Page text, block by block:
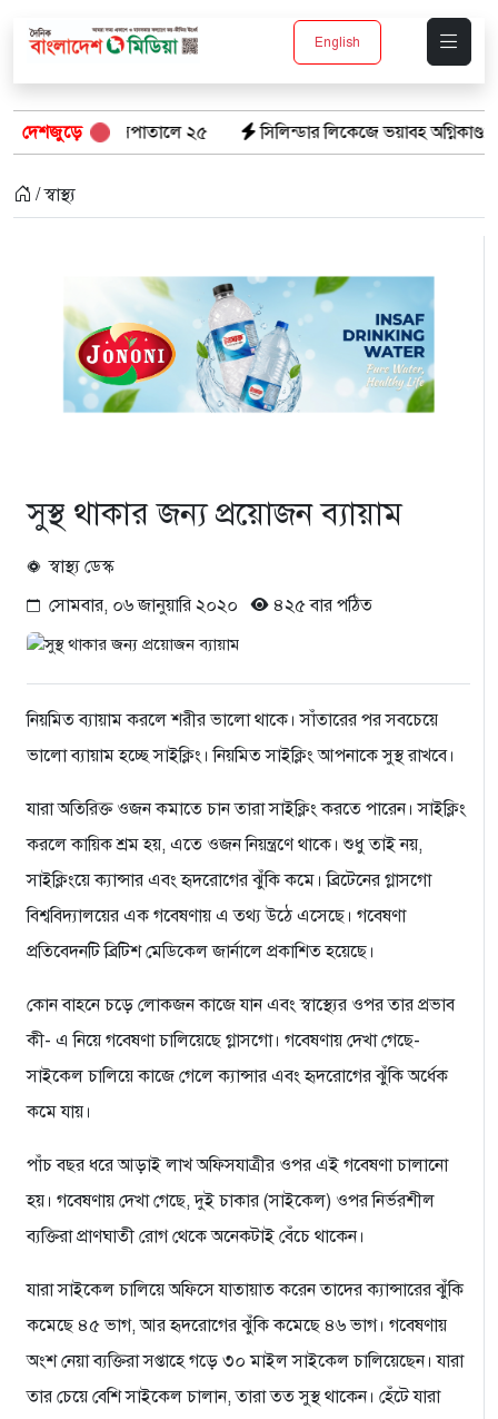
English
দেশজুড়ে
হাসপাতালে ২৫ সিলিন্ডার লিকেজে ভয়াবহ অগ্নিকাণ্ড: দগ্ধ ৩ জনের
/ স্বাস্থ্য
সুস্থ থাকার জন্য প্রয়োজন ব্যায়াম
স্বাস্থ্য ডেস্ক
সোমবার, ০৬ জানুয়ারি ২০২০
৪২৫ বার পঠিত
নিয়মিত ব্যায়াম করলে শরীর ভালো থাকে। সাঁতারের পর সবচেয়ে
ভালো ব্যায়াম হচ্ছে সাইক্লিং। নিয়মিত সাইক্লিং আপনাকে সুস্থ রাখবে।
যারা অতিরিক্ত ওজন কমাতে চান তারা সাইক্লিং করতে পারেন। সাইক্লিং
করলে কায়িক শ্রম হয়, এতে ওজন নিয়ন্ত্রণে থাকে। শুধু তাই নয়,
সাইক্লিংয়ে ক্যান্সার এবং হৃদরোগের ঝুঁকি কমে। ব্রিটেনের গ্লাসগো
বিশ্ববিদ্যালয়ের এক গবেষণায় এ তথ্য উঠে এসেছে। গবেষণা
প্রতিবেদনটি ব্রিটিশ মেডিকেল জার্নালে প্রকাশিত হয়েছে।
কোন বাহনে চড়ে লোকজন কাজে যান এবং স্বাস্থ্যের ওপর তার প্রভাব
কী- এ নিয়ে গবেষণা চালিয়েছে গ্লাসগো। গবেষণায় দেখা গেছে-
সাইকেল চালিয়ে কাজে গেলে ক্যান্সার এবং হৃদরোগের ঝুঁকি অর্ধেক
কমে যায়।
পাঁচ বছর ধরে আড়াই লাখ অফিসযাত্রীর ওপর এই গবেষণা চালানো
হয়। গবেষণায় দেখা গেছে, দুই চাকার (সাইকেল) ওপর নির্ভরশীল
ব্যক্তিরা প্রাণঘাতী রোগ থেকে অনেকটাই বেঁচে থাকেন।
যারা সাইকেল চালিয়ে অফিসে যাতায়াত করেন তাদের ক্যান্সারের ঝুঁকি
কমেছে ৪৫ ভাগ, আর হৃদরোগের ঝুঁকি কমেছে ৪৬ ভাগ। গবেষণায়
অংশ নেয়া ব্যক্তিরা সপ্তাহে গড়ে ৩০ মাইল সাইকেল চালিয়েছেন। যারা
তার চেয়ে বেশি সাইকেল চালান, তারা তত সুস্থ থাকেন। হেঁটে যারা